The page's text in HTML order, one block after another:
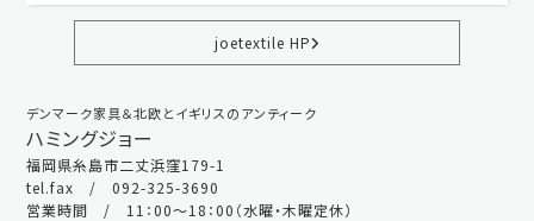
joetextile HP
デンマーク家具＆北欧とイギリスのアンティーク
ハミングジョー
福岡県糸島市二丈浜窪179-1
tel.fax / 092-325-3690
営業時間 / 11：00～18：00（水曜・木曜定休）